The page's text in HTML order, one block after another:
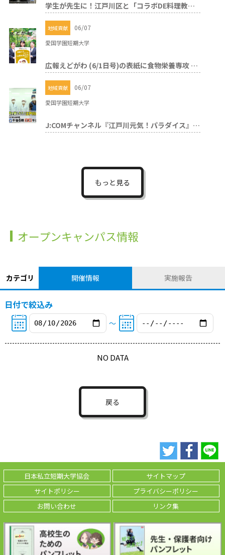
学生が先生に！江戸川区と「コラボDE料理教室」開催!!
地域貢献 06/07
愛国学園短期大学
広報えどがわ (6/1日号)の表紙に食物栄養専攻 の2年生！
地域貢献 06/07
愛国学園短期大学
J:COMチャンネル『江戸川元気！パラダイス』出演！
もっと見る
オープンキャンパス情報
カテゴリ 開催情報 実施報告
日付で絞込み
〜
NO DATA
戻る
日本私立短期大学協会
サイトマップ
サイトポリシー
プライバシーポリシー
お問い合わせ
リンク集